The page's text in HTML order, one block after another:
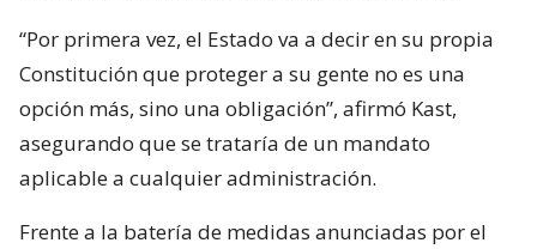
“Por primera vez, el Estado va a decir en su propia
Constitución que proteger a su gente no es una
opción más, sino una obligación”, afirmó Kast,
asegurando que se trataría de un mandato
aplicable a cualquier administración.
Frente a la batería de medidas anunciadas por el